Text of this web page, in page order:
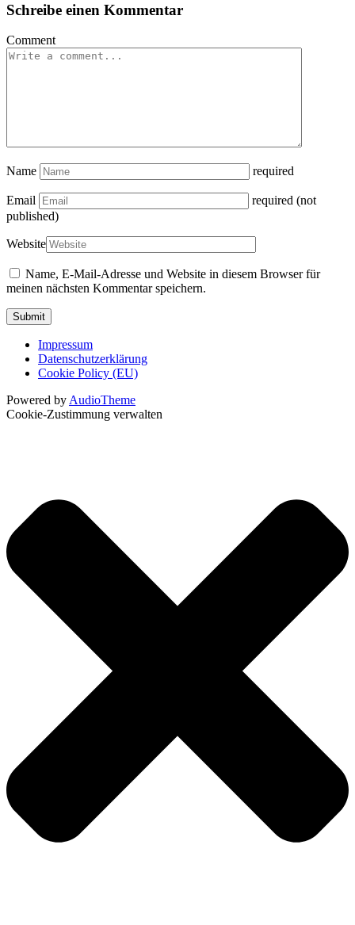
Schreibe einen Kommentar
Comment
Name required
Email
required (not
published)
Website
Name, E-Mail-Adresse und Website in diesem Browser für
meinen nächsten Kommentar speichern.
Impressum
Datenschutzerklärung
Cookie Policy (EU)
Powered by AudioTheme
Cookie-Zustimmung verwalten